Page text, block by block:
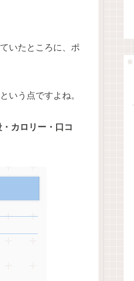
いたところに、ポ
いう点ですよね。
カロリー・口コ